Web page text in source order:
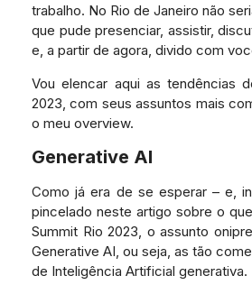
trabalho. No Rio de Janeiro não
que pude presenciar, assistir,
e, a partir de agora, divido com
Vou elencar aqui as tendências
2023, com seus assuntos mais
o meu overview.
Generative AI
Como já era de se esperar – e,
pincelado neste artigo sobre o
Summit Rio 2023, o assunto
Generative AI, ou seja, as tão
de Inteligência Artificial generativa.